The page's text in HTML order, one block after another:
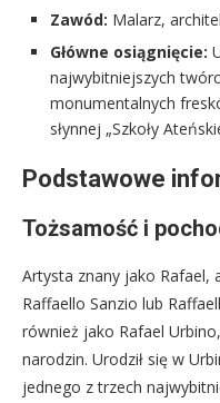
Zawód: Malarz,
Główne osiągnięcie:
najwybitniejszych
monumentalnych
słynnej „Szkoły
Podstawowe
Tożsamość i
Artysta znany jako Rafael,
Raffaello Sanzio lub
również jako Rafael
narodzin. Urodził się w
jednego z trzech